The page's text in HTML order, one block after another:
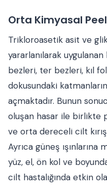
Orta Kimyasal
Trikloroasetik asit ve
yararlanılarak
bezleri, ter bezleri, kıl
dokusundaki
açmaktadır. Bunun
oluşan hasar ile birlikte
ve orta dereceli cilt
Ayrıca güneş ışınlarına
yüz, el, ön kol ve
cilt hastalığında etkin